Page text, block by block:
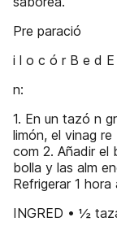
Pre paració
i l o c ó r B e d
n:
1. En un tazó n
limón, el vinag
com 2. Añadir el
bolla y las alm
Refrigerar 1
INGRED • ½